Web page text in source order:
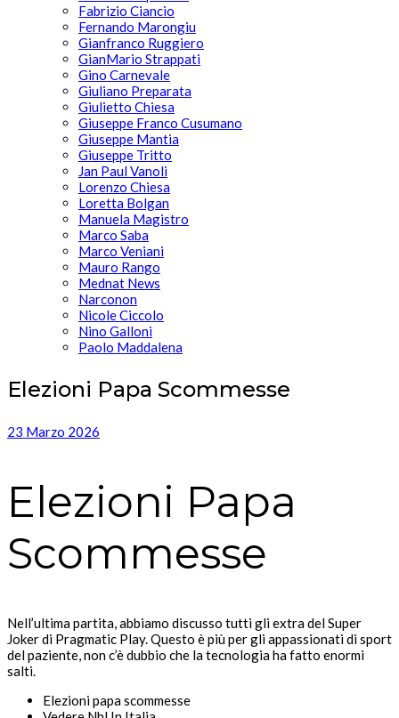
Fabrizio Ciancio
Fernando Marongiu
Gianfranco Ruggiero
GianMario Strappati
Gino Carnevale
Giuliano Preparata
Giulietto Chiesa
Giuseppe Franco Cusumano
Giuseppe Mantia
Giuseppe Tritto
Jan Paul Vanoli
Lorenzo Chiesa
Loretta Bolgan
Manuela Magistro
Marco Saba
Marco Veniani
Mauro Rango
Mednat News
Narconon
Nicole Ciccolo
Nino Galloni
Paolo Maddalena
Elezioni Papa Scommesse
23 Marzo 2026
Elezioni Papa
Scommesse
Nell’ultima partita, abbiamo discusso tutti gli extra del Super
Joker di Pragmatic Play. Questo è più per gli appassionati di sport
del paziente, non c’è dubbio che la tecnologia ha fatto enormi
salti.
Elezioni papa scommesse